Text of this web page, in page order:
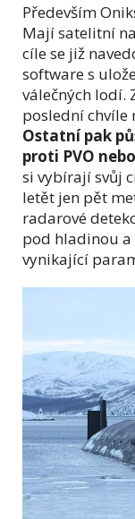
Především
Mají satelitní
cíle se již
software s
válečných lodí.
poslední chvíle
Ostatní pak
proti PVO
si vybírají svůj
letět jen pět
radarové
pod hladinou a
vynikající